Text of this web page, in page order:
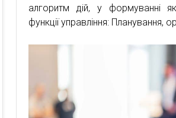
алгоритм дій, у формуванні
функції управління: Планування,